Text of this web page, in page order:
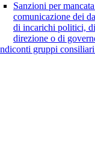
Sanzioni per
comunicazione dei
di incarichi politici,
direzione o di
gruppi